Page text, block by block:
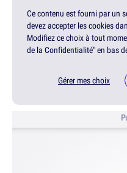
Ce contenu est fourni par un
devez accepter les cookies
Modifiez ce choix à tout
de la Confidentialité" en bas
Gérer mes choix